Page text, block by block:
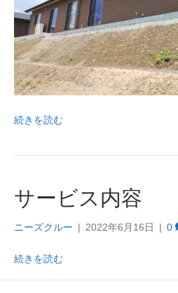
続きを読む
サービス内容
ニーズクルー | 2022年6月16日 | 0
続きを読む